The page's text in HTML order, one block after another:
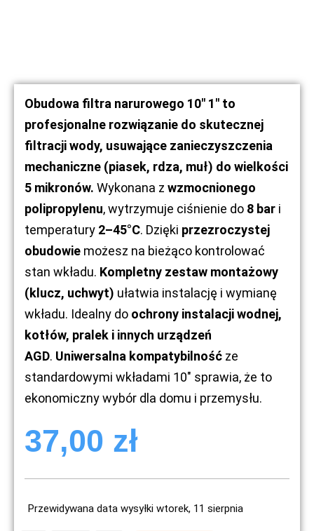
Obudowa filtra narurowego 10″ 1″ to
profesjonalne rozwiązanie do skutecznej
filtracji wody, usuwające zanieczyszczenia
mechaniczne (piasek, rdza, muł) do wielkości
5 mikronów. Wykonana z wzmocnionego
polipropylenu, wytrzymuje ciśnienie do 8 bar i
temperatury 2–45°C. Dzięki przezroczystej
obudowie możesz na bieżąco kontrolować
stan wkładu. Kompletny zestaw montażowy
(klucz, uchwyt) ułatwia instalację i wymianę
wkładu. Idealny do ochrony instalacji wodnej,
kotłów, pralek i innych urządzeń
AGD. Uniwersalna kompatybilność ze
standardowymi wkładami 10″ sprawia, że to
ekonomiczny wybór dla domu i przemysłu.
37,00 zł
Przewidywana data wysyłki wtorek, 11 sierpnia